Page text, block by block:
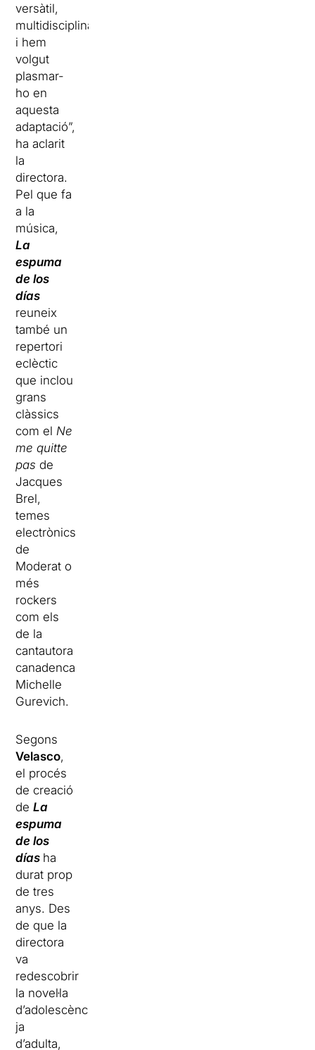
versàtil,
multidisciplinar,
i hem
volgut
plasmar-
ho en
aquesta
adaptació”,
ha aclarit
la
directora.
Pel que fa
a la
música,
La
espuma
de los
días
reuneix
també un
repertori
eclèctic
que inclou
grans
clàssics
com el Ne
me quitte
pas de
Jacques
Brel,
temes
electrònics
de
Moderat o
més
rockers
com els
de la
cantautora
canadenca
Michelle
Gurevich.
Segons
Velasco,
el procés
de creació
deLa
espuma
de los
días ha
durat prop
de tres
anys. Des
de que la
directora
va
redescobrir
la novel·la
d’adolescència
ja
d’adulta,